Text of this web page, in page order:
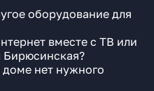
оборудование для
вместе с ТВ или
Бирюсинская?
доме нет нужного